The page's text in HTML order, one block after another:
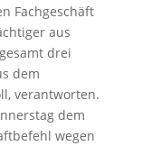
Fachgeschäft
aus
drei
dem
verantworten.
dem
wegen